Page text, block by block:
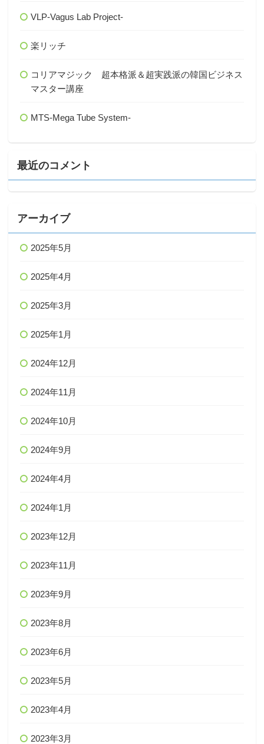
VLP-Vagus Lab Project-
楽リッチ
コリアマジック 超本格派＆超実践派の韓国ビジネス
マスター講座
MTS-Mega Tube System-
最近のコメント
アーカイブ
2025年5月
2025年4月
2025年3月
2025年1月
2024年12月
2024年11月
2024年10月
2024年9月
2024年4月
2024年1月
2023年12月
2023年11月
2023年9月
2023年8月
2023年6月
2023年5月
2023年4月
2023年3月